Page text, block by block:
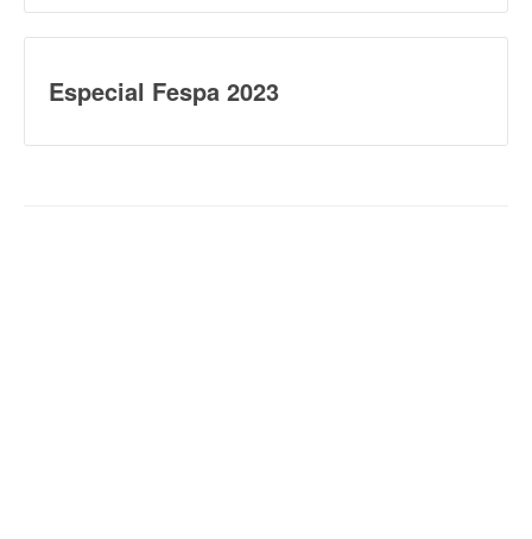
Especial Fespa 2023